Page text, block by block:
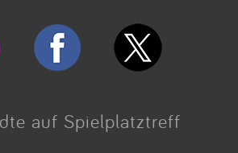
auf Spielplatztreff